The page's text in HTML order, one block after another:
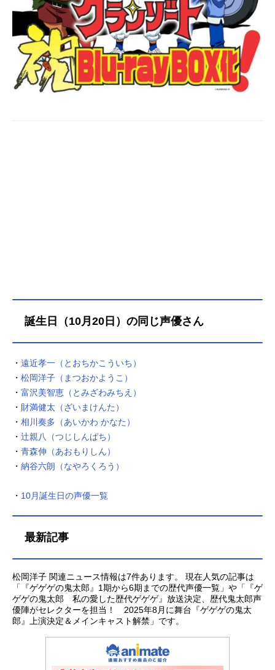
誕生日（10月20日）の同じ声優さん
・ 遠近孝一（とおちかこういち）
・ 松岡洋子（まつおかようこ）
・ 富沢美智恵（とみざわみちえ）
・ 財満健太（ざいまけんた）
・ 相川奏多（あいかわ かなた）
・ 辻親八（つじしんぱち）
・ 青森伸（あおもりしん）
・ 納谷六朗（なやろくろう）
・ 10月誕生日の声優一覧
最新記事
松岡洋子 関連ニュース情報は7件あります。 現在人気の記事は
「『ゲゲゲの鬼太郎』1期から6期までの歴代声優一覧」や「『ゲ
ゲゲの鬼太郎 私の愛した歴代ゲゲゲ』放送決定、歴代鬼太郎声
優陣がセレクターを担当！ 2025年8月に舞台『ゲゲゲの鬼太
郎』上演決定＆メインキャスト解禁」です。